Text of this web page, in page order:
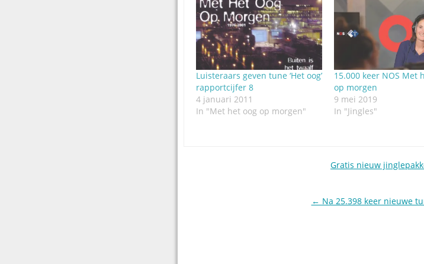
Luisteraars geven tune ‘Het oog’
rapportcijfer 8
4 januari 2011
In "Met het oog op morgen"
15.000 keer NOS Met
op morgen
9 mei 2019
In "Jingles"
Gratis nieuw
← Na 25.398 keer nieuwe